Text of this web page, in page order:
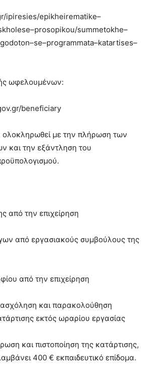
ipiresies/epikheirematike–
summetokhe–
ωφελουμένων:
beneficiary
με την πλήρωση των
και την εξάντληση του
από την επιχείρηση
από εργασιακούς συμβούλους της
από την επιχείρηση
και παρακολούθηση
εκτός ωραρίου εργασίας
και πιστοποίηση της κατάρτισης,
400 € εκπαιδευτικό επίδομα.